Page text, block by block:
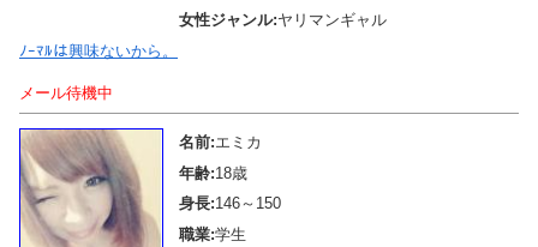
女性ジャンル:ヤリマンギャル
ﾉｰﾏﾙは興味ないから。
メール待機中
名前:エミカ
年齢:18歳
身長:146～150
職業:学生